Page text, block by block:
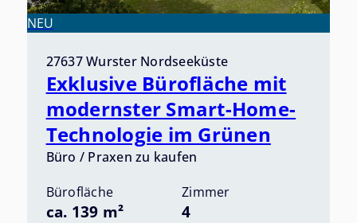
NEU
27637 Wurster Nordseeküste
Exklusive Bürofläche mit
modernster Smart-Home-
Technologie im Grünen
Büro / Praxen zu kaufen
Bürofläche
ca. 139 m²
Zimmer
4